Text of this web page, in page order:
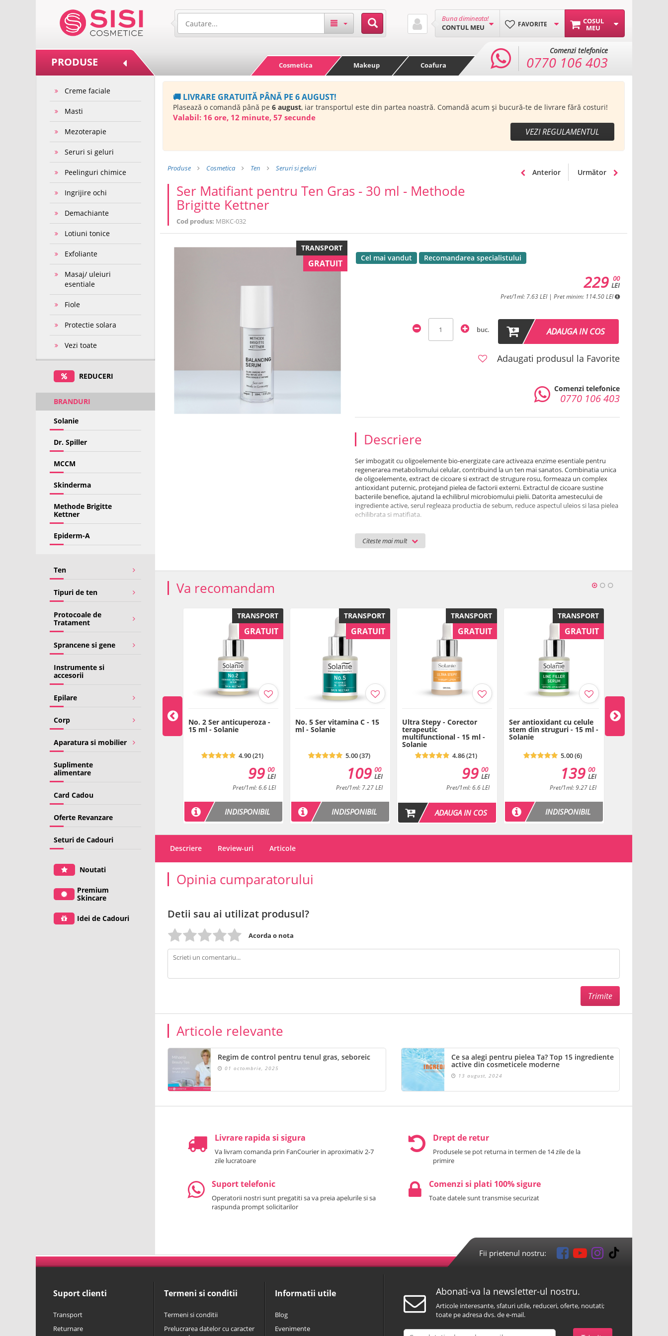
COSUL
MEU
FAVORITE
Buna dimineata!
CONTUL MEU
PRODUSE Cosmetica Makeup Coafura
Comenzi telefonice
0770 106 403
Creme faciale
Masti
Mezoterapie
Seruri si geluri
Peelinguri chimice
Ingrijire ochi
Demachiante
Lotiuni tonice
Exfoliante
Masaj/ uleiuri
esentiale
Fiole
Protectie solara
Vezi toate
REDUCERI
BRANDURI
Solanie
Dr. Spiller
MCCM
Skinderma
Methode Brigitte
Kettner
Epiderm-A
Ten
Tipuri de ten
Protocoale de
Tratament
Sprancene si gene
Instrumente si
accesorii
Epilare
Corp
Aparatura si mobilier
Suplimente
alimentare
Card Cadou
Oferte Revanzare
Seturi de Cadouri
Noutati
Premium
Skincare
Idei de Cadouri
🚚 LIVRARE GRATUITĂ PÂNĂ PE 6 AUGUST!
Plasează o comandă până pe 6 august, iar transportul este din partea noastră. Comandă acum și bucură-te de livrare fără costuri!
Valabil: 16 ore, 12 minute, 56 secunde
VEZI REGULAMENTUL
Produse Cosmetica Ten Seruri si geluri
Ser Matifiant pentru Ten Gras - 30 ml - Methode
Brigitte Kettner
Cod produs: MBKC-032
Anterior Următor
TRANSPORT
GRATUIT
Cel mai vandut Recomandarea specialistului
00
LEI
229
Pret/1ml: 7.63 LEI | Pret minim: 114.50 LEI
buc. ADAUGA IN COS
Adaugati produsul la Favorite
Comenzi telefonice
0770 106 403
Descriere
Citeste mai mult
Ser imbogatit cu oligoelemente bio-energizate care activeaza enzime esentiale pentru
regenerarea metabolismului celular, contribuind la un ten mai sanatos. Combinatia unica
de oligoelemente, extract de cicoare si extract de strugure rosu, formeaza un complex
antioxidant puternic, protejand pielea de factorii externi. Extractul de cicoare sustine
bacteriile benefice, ajutand la echilibrul microbiomului pielii. Datorita amestecului de
ingrediente active, serul regleaza productia de sebum, reduce aspectul uleios si lasa pielea
echilibrata si matifiata.
Substante active: extract prebiotic de cicoare, cupru, zinc
Caracteristici:
impuritatilor si excesului de sebum, aplicati o crema adecvata tipului de ten.
Ingrediente
: Aqua (Water), Glycerin, Propanediol, Olea Europaea (Olive) Oil
Unsaponifiables, C12-13 Alkyl Lactate, Inulin, Lecithin, Alpha-Glucan Oligosaccharide, Vitis
Vinifera (Grape) Fruit Extract, Ammonium Acryloyldimethyltaurate/Vp Copolymer,
Capryloyl Glycine, Alcohol, Tocopheryl Acetate, Phenoxyethanol, Zinc Pca, Salicylic Acid,
Sorbitan Caprylate, Ethylhexylglycerin, Xanthan Gum, Sodium Hyaluronate, Parfum
(Fragrance), Tocopherol, Ascorbyl Palmitate, Benzoic Acid, Ammonia, Hydrogenated Palm
Glycerides Citrate, Sodium Hydroxide, Sodium Metabisulfite, Maltodextrin, Copper Pca,
Alpha-Isomethyl Ionone, Limonene, Linalyl Acetate, Citrus Aurantium Bergamia Peel Oil,
Benzyl Salicylate, Vanillin, Coumarin, Citrus Limon Peel Oil, Amyl Salicylate, Linalool,
Pinene, Amyl Cinnamal, Isoeugenyl Acetate, Eugenol, Hexamethylindanopyran, Santalol,
Geraniol.
Va recomandam
TRANSPORT
GRATUIT
pentru ten
00
LEI
ADAUGA IN COS
TRANSPORT
Acnoderm - antibacterian
TRANSPORT
GRATUIT
No. 2 Ser anticuperoza -
15 ml - Solanie
4.90 (21)
00
LEI
99
Pret/1ml: 6.6 LEI
INDISPONIBIL
TRANSPORT
GRATUIT
No. 5 Ser vitamina C - 15
ml - Solanie
5.00 (37)
00
LEI
109
Pret/1ml: 7.27 LEI
INDISPONIBIL
TRANSPORT
GRATUIT
Ultra Stepy - Corector
terapeutic
multifunctional - 15 ml -
Solanie
4.86 (21)
00
LEI
99
Pret/1ml: 6.6 LEI
ADAUGA IN COS
TRANSPORT
GRATUIT
Ser antioxidant cu celule
stem din struguri - 15 ml -
Solanie
5.00 (6)
00
LEI
139
Pret/1ml: 9.27 LEI
INDISPONIBIL
Sensicura
Spiller
Descriere Review-uri Articole
Opinia cumparatorului
Detii sau ai utilizat produsul?
Acorda o nota
Articole relevante
Regim de control pentru tenul gras, seboreic
01 octombrie, 2025
Ce sa alegi pentru pielea Ta? Top 15 ingrediente
active din cosmeticele moderne
13 august, 2024
Livrare rapida si sigura
Va livram comanda prin FanCourier in aproximativ 2-7
zile lucratoare
Drept de retur
Produsele se pot returna in termen de 14 zile de la
primire
Suport telefonic
Operatorii nostri sunt pregatiti sa va preia apelurile si sa
raspunda prompt solicitarilor
Comenzi si plati 100% sigure
Toate datele sunt transmise securizat
Fii prietenul nostru:
Suport clienti
Transport
Returnare
Termeni si conditii
Termeni si conditii
Prelucrarea datelor cu caracter
Informatii utile
Blog
Evenimente
Abonati-va la newsletter-ul nostru.
Articole interesante, sfaturi utile, reduceri, oferte, noutati;
toate pe adresa dvs. de e-mail.